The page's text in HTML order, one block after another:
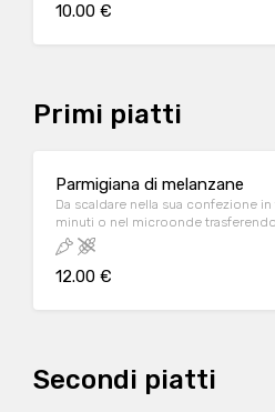
10.00 €
Primi piatti
Parmigiana di melanzane
Da scaldare nella sua confezione
minuti o nel microonde
12.00 €
Secondi piatti